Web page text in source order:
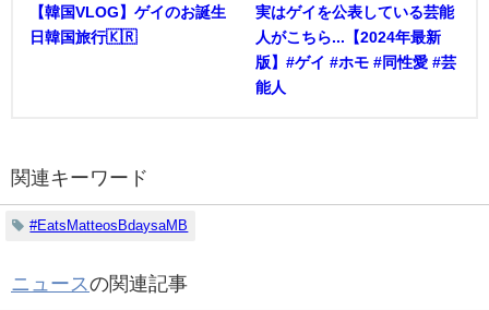
【韓国VLOG】ゲイのお誕生
日韓国旅行🇰🇷
実はゲイを公表している芸能
人がこちら...【2024年最新
版】#ゲイ #ホモ #同性愛 #芸
能人
関連キーワード
#EatsMatteosBdaysaMB
ニュースの関連記事